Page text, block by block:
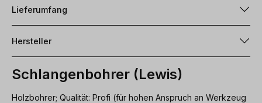
Lieferumfang
Hersteller
Schlangenbohrer (Lewis)
Holzbohrer; Qualität: Profi (für hohen Anspruch an Werkzeug